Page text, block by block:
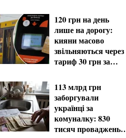
120 грн на день
лише на дорогу:
кияни масово
звільняються через
тариф 30 грн за
113 млрд грн
заборгували
українці за
комуналку: 830
тисяч проваджень у